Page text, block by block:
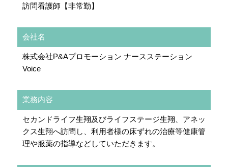
訪問看護師【非常勤】
会社名
株式会社P&Aプロモーション ナースステーション
Voice
業務内容
セカンドライフ生翔及びライフステージ生翔、アネッ
クス生翔へ訪問し、利用者様の床ずれの治療等健康管
理や服薬の指導などしていただきます。